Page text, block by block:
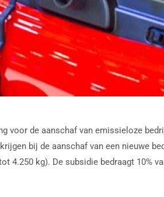
de aanschaf van emissieloze
bij de aanschaf van een nieuwe
kg). De subsidie bedraagt 10%